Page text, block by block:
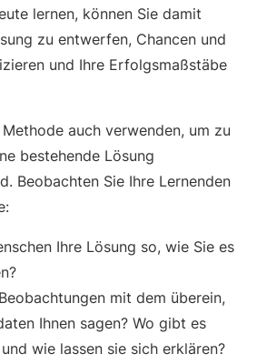
lernen, können Sie damit
zu entwerfen, Chancen und
und Ihre Erfolgsmaßstäbe
auch verwenden, um zu
bestehende Lösung
Beobachten Sie Ihre Lernenden
Ihre Lösung so, wie Sie es
mit dem überein,
Ihnen sagen? Wo gibt es
wie lassen sie sich erklären?